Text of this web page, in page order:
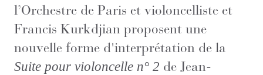
l’Orchestre de Paris et violoncelliste et
Francis Kurkdjian proposent une
nouvelle forme d'interprétation de la
Suite pour violoncelle n° 2 de Jean-